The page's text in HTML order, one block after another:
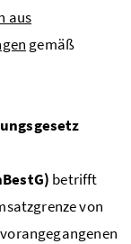
aus
gemäß
betrifft
von